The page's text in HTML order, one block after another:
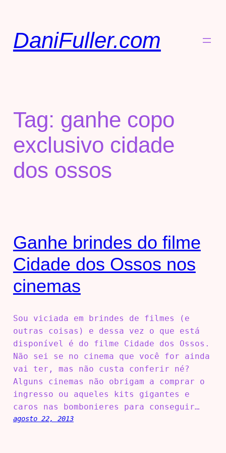
DaniFuller.com
Tag: ganhe copo
exclusivo cidade
dos ossos
Ganhe brindes do filme
Cidade dos Ossos nos
cinemas
Sou viciada em brindes de filmes (e
outras coisas) e dessa vez o que está
disponível é do filme Cidade dos Ossos.
Não sei se no cinema que você for ainda
vai ter, mas não custa conferir né?
Alguns cinemas não obrigam a comprar o
ingresso ou aqueles kits gigantes e
caros nas bombonieres para conseguir…
agosto 22, 2013